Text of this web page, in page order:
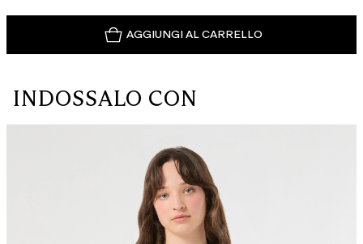
AGGIUNGI AL CARRELLO
INDOSSALO CON